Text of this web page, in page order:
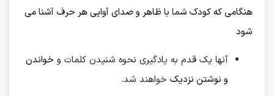
هنگامی که کودک شما با ظاهر و صدای آوایی هر حرف آشنا می
شود
آنها یک قدم به یادگیری نحوه شنیدن کلمات و خواندن
و نوشتن نزدیک خواهند شد.